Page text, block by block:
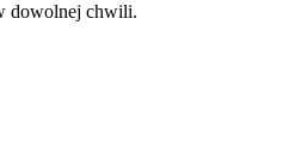
dowolnej chwili.